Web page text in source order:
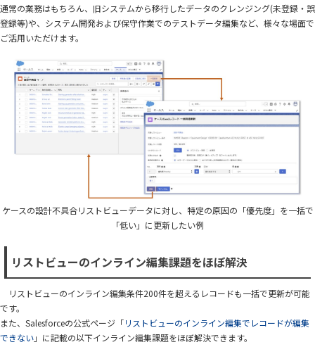
通常の業務はもちろん、旧システムから移行したデータのクレンジング(未登録・誤
登録等)や、システム開発および保守作業でのテストデータ編集など、様々な場面で
ご活用いただけます。
ケースの設計不具合リストビューデータに対し、特定の原因の「優先度」を一括で
「低い」に更新したい例
リストビューのインライン編集課題をほぼ解決
リストビューのインライン編集条件200件を超えるレコードも一括で更新が可能
です。
また、Salesforceの公式ページ「リストビューのインライン編集でレコードが編集
できない」に記載の以下インライン編集課題をほぼ解決できます。